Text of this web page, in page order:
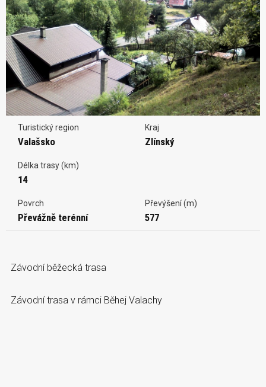
Turistický region
Valašsko
Kraj
Zlínský
Délka trasy (km)
14
Povrch
Převážně terénní
Převýšení (m)
577
Závodní běžecká trasa
Závodní trasa v rámci Běhej Valachy